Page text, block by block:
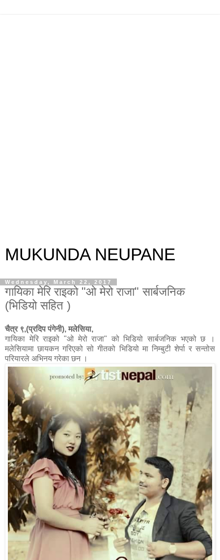
MUKUNDA NEUPANE
Wednesday, March 22, 2017
गायिका मेरि राइको "ओ मेरो राजा" सार्बजनिक
(भिडियो सहित )
चैत्र ९,(प्रदिप पंगेनी), मलेसिया,
गायिका मेरि राइको "ओ मेरो राजा" को भिडियो सार्बजनिक भएको छ ।
मलेसियामा छायकन गरिएको सो गीतको भिडियो मा निम्बुटी शेर्पा र सन्तोस
परियारले अभिनय गरेका छन ।